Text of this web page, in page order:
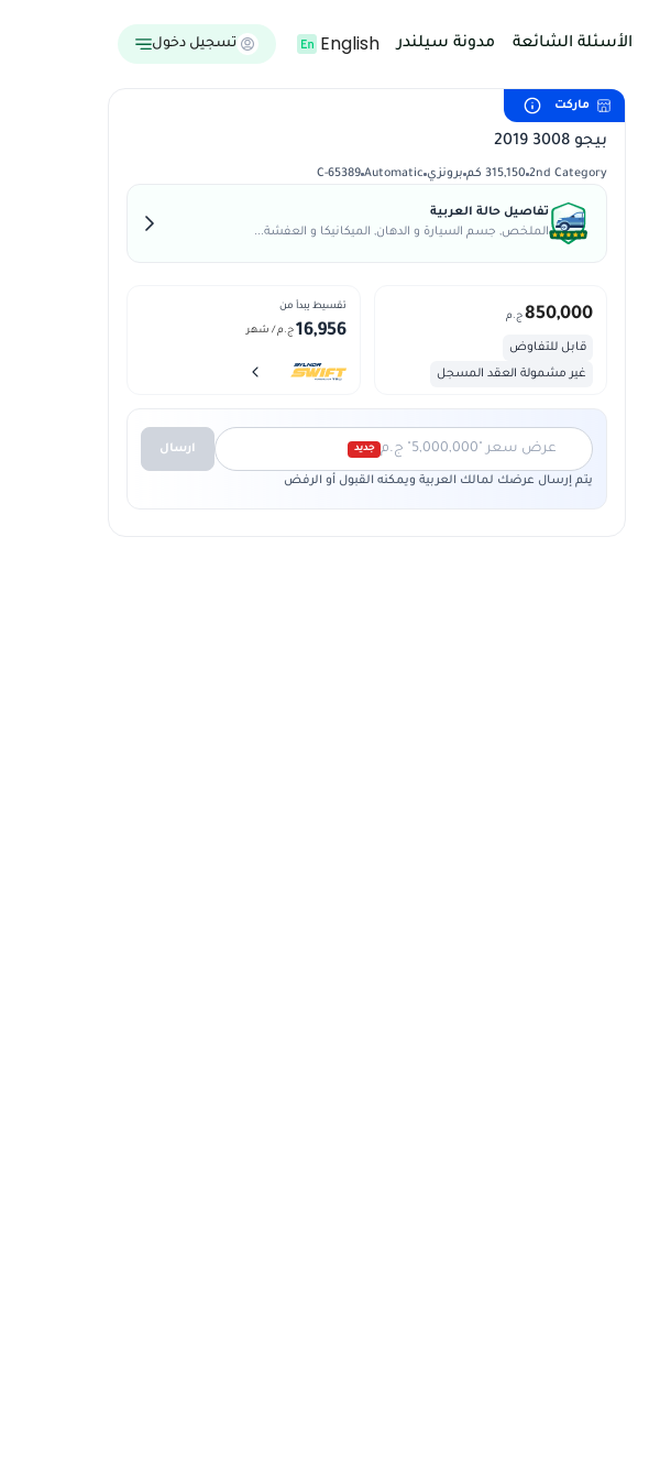
الأسئلة الشائعة مدونة سيلندر English تسجيل دخول
ماركت
بيجو 3008 2019
2nd Category 315,150 كم برونزي Automatic
C-65389
تفاصيل حالة العربية
الملخص, جسم السيارة و الدهان, الميكانيكا و العفشة...
850,000 ج.م
قابل للتفاوض
غير مشمولة العقد المسجل
تقسيط يبدأ من
16,956 ج.م / شهر
عرض سعر "5,000,000" ج.م جديد ارسال
يتم إرسال عرضك لمالك العربية ويمكنه القبول أو الرفض